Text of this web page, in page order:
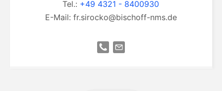
Tel.: +49 4321 - 8400930
E-Mail: fr.sirocko@bischoff-nms.de